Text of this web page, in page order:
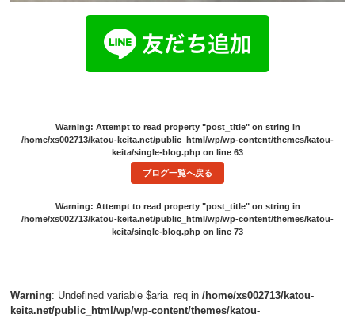
Warning: Attempt to read property "post_title" on string in
/home/xs002713/katou-keita.net/public_html/wp/wp-content/themes/katou-
keita/single-blog.php on line 63
ブログ一覧へ戻る
Warning: Attempt to read property "post_title" on string in
/home/xs002713/katou-keita.net/public_html/wp/wp-content/themes/katou-
keita/single-blog.php on line 73
Warning: Undefined variable $aria_req in/home/xs002713/katou-
keita.net/public_html/wp/wp-content/themes/katou-